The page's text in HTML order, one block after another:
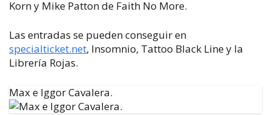
Korn y Mike Patton de Faith No More.
Las entradas se pueden conseguir en
specialticket.net, Insomnio, Tattoo Black Line y la
Librería Rojas.
Max e Iggor Cavalera.